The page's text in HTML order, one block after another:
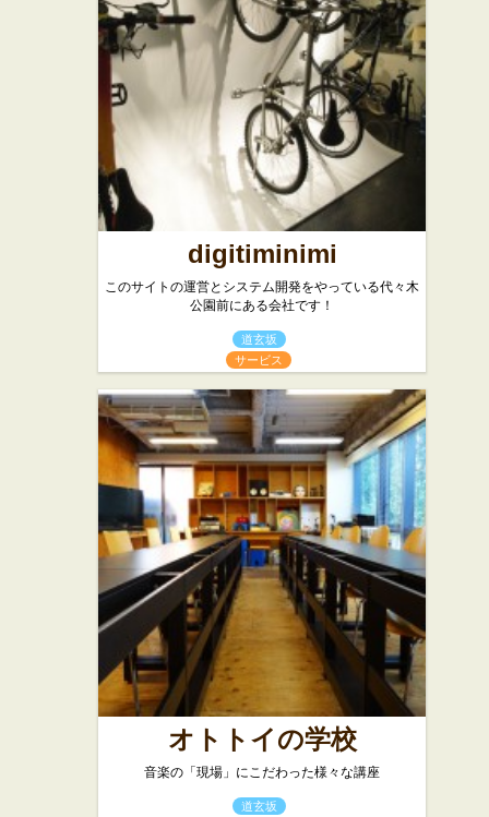
digitiminimi
このサイトの運営とシステム開発をやっている代々木
公園前にある会社です！
道玄坂
サービス
オトトイの学校
音楽の「現場」にこだわった様々な講座
道玄坂